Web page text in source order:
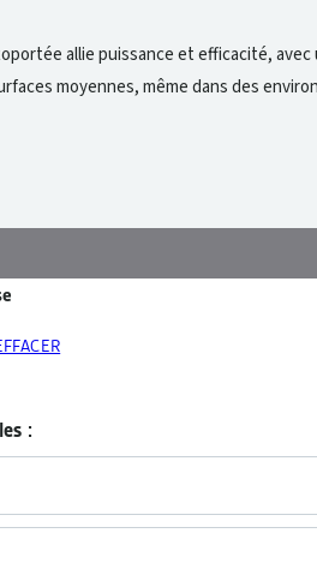
allie puissance et efficacité,
moyennes, même dans des
: